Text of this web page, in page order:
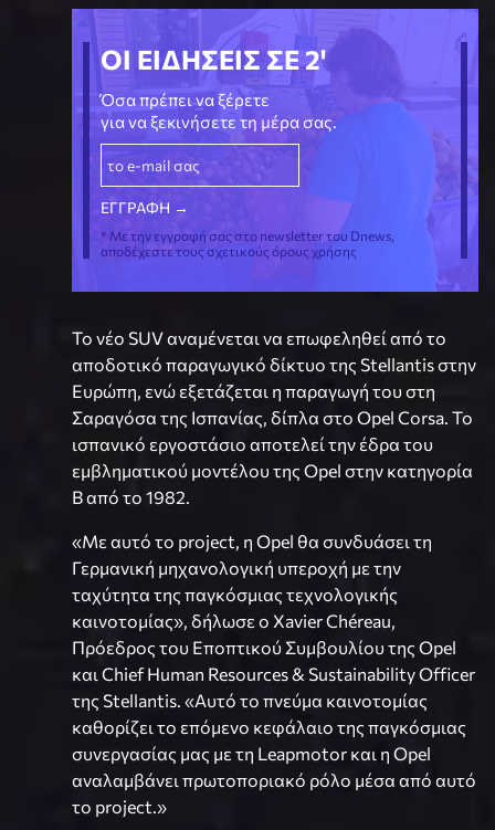
ΟΙ ΕΙΔΗΣΕΙΣ ΣΕ 2'
Όσα πρέπει να ξέρετε
για να ξεκινήσετε τη μέρα σας.
* Με την εγγραφή σας στο newsletter του Dnews,
αποδέχεστε τους σχετικούς όρους χρήσης
Το νέο SUV αναμένεται να επωφεληθεί από το
αποδοτικό παραγωγικό δίκτυο της Stellantis στην
Ευρώπη, ενώ εξετάζεται η παραγωγή του στη
Σαραγόσα της Ισπανίας, δίπλα στο Opel Corsa. Το
ισπανικό εργοστάσιο αποτελεί την έδρα του
εμβληματικού μοντέλου της Opel στην κατηγορία
B από το 1982.
«Με αυτό το project, η Opel θα συνδυάσει τη
Γερμανική μηχανολογική υπεροχή με την
ταχύτητα της παγκόσμιας τεχνολογικής
καινοτομίας», δήλωσε ο Xavier Chéreau,
Πρόεδρος του Εποπτικού Συμβουλίου της Opel
και Chief Human Resources & Sustainability Officer
της Stellantis. «Αυτό το πνεύμα καινοτομίας
καθορίζει το επόμενο κεφάλαιο της παγκόσμιας
συνεργασίας μας με τη Leapmotor και η Opel
αναλαμβάνει πρωτοποριακό ρόλο μέσα από αυτό
το project.»